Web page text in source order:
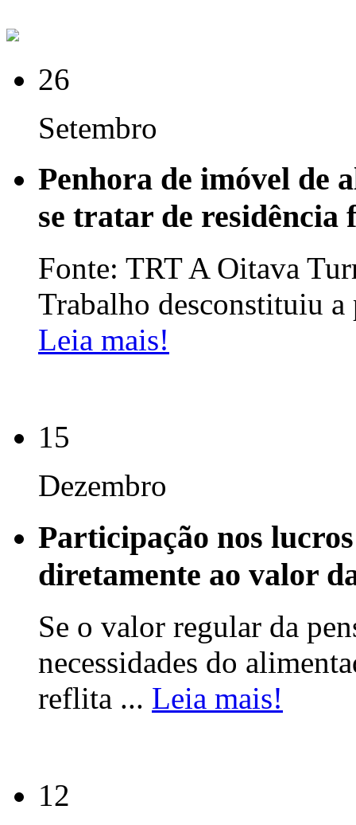
26
Setembro
Penhora de imóvel de
se tratar de residência
Fonte: TRT A Oitava
Trabalho desconstituiu
Leia mais!
15
Dezembro
Participação nos
diretamente ao valor
Se o valor regular da
necessidades do
reflita ... Leia mais!
12